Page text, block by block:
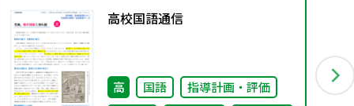
高校国語通信
高 国語
指導計画・評価